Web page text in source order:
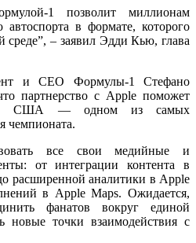
1 позволит миллионам
в формате, которого
– заявил Эдди Кью, глава
и CEO Формулы-1 Стефано
партнерство с Apple поможет
в США — одном из самых
чемпионата.
все свои медийные и
от интеграции контента в
расширенной аналитики в Apple
в Apple Maps. Ожидается,
фанатов вокруг единой
новые точки взаимодействия с